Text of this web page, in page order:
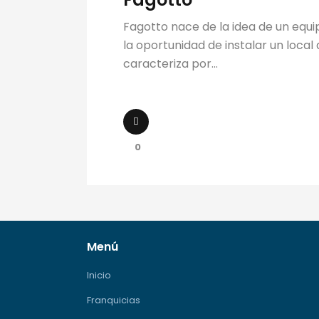
Fagotto nace de la idea de un
la oportunidad de instalar un local
caracteriza por...
0
Menú
Inicio
Franquicias